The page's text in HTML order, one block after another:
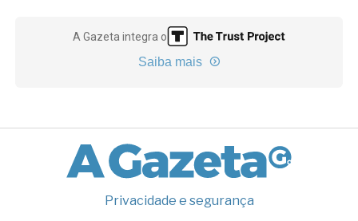
A Gazeta integra o
Saiba mais
Privacidade e segurança